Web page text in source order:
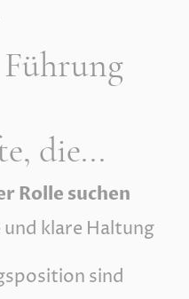
die...
Rolle suchen
klare Haltung
sind